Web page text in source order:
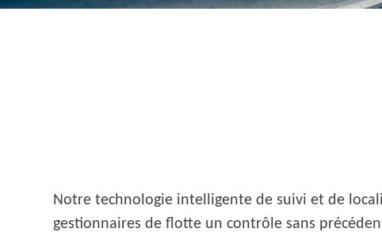
Notre technologie intelligente de suivi et de
gestionnaires de flotte un contrôle sans